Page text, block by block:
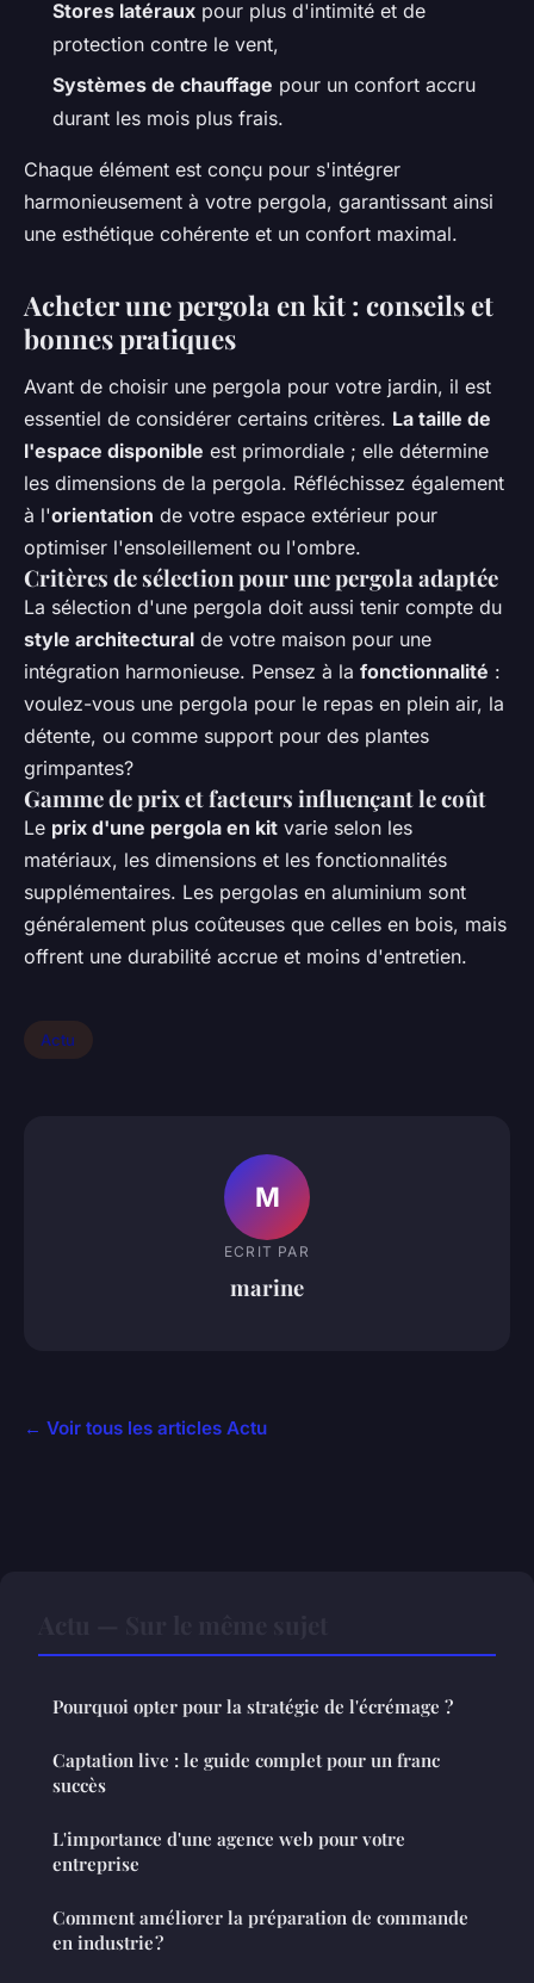
Stores latéraux pour plus d'intimité et de
protection contre le vent,
Systèmes de chauffage pour un confort accru
durant les mois plus frais.
Chaque élément est conçu pour s'intégrer
harmonieusement à votre pergola, garantissant ainsi
une esthétique cohérente et un confort maximal.
Acheter une pergola en kit : conseils et
bonnes pratiques
Avant de choisir une pergola pour votre jardin, il est
essentiel de considérer certains critères. La taille de
l'espace disponible est primordiale ; elle détermine
les dimensions de la pergola. Réfléchissez également
à l'orientation de votre espace extérieur pour
optimiser l'ensoleillement ou l'ombre.
Critères de sélection pour une pergola adaptée
La sélection d'une pergola doit aussi tenir compte du
style architectural de votre maison pour une
intégration harmonieuse. Pensez à la fonctionnalité :
voulez-vous une pergola pour le repas en plein air, la
détente, ou comme support pour des plantes
grimpantes?
Gamme de prix et facteurs influençant le coût
Le prix d'une pergola en kit varie selon les
matériaux, les dimensions et les fonctionnalités
supplémentaires. Les pergolas en aluminium sont
généralement plus coûteuses que celles en bois, mais
offrent une durabilité accrue et moins d'entretien.
Actu
M
ECRIT PAR
marine
← Voir tous les articles Actu
Pourquoi opter pour la stratégie de l'écrémage ?
Captation live : le guide complet pour un franc
succès
L'importance d'une agence web pour votre
entreprise
Comment améliorer la préparation de commande
en industrie ?